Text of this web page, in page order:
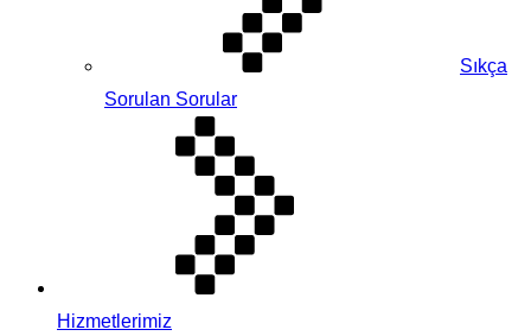
Sıkça
Sorulan Sorular
Hizmetlerimiz